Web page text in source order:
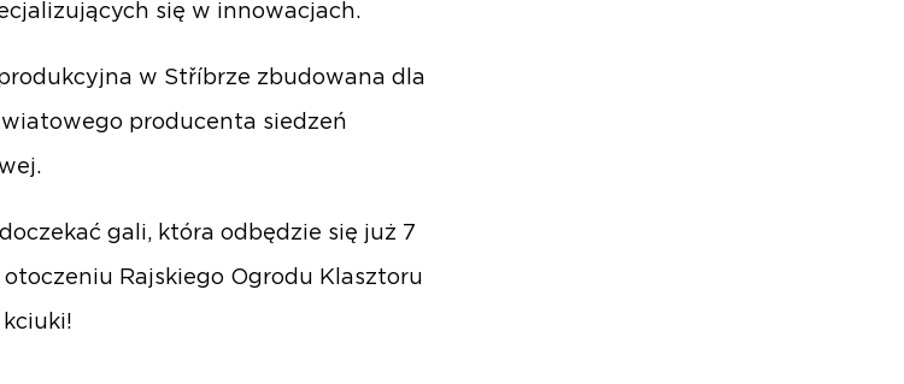
się w innowacjach.
w Stříbrze zbudowana dla
producenta siedzeń
gali, która odbędzie się już 7
Rajskiego Ogrodu Klasztoru